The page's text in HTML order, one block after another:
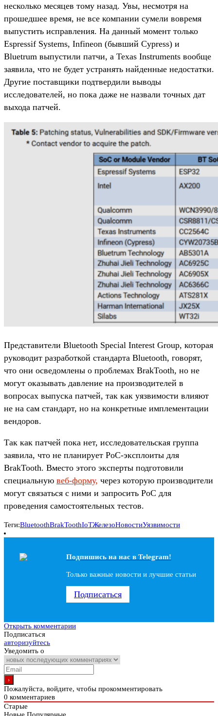
несколько месяцев тому назад. Увы, несмотря на
прошедшее время, не все компании сумели вовремя
выпустить исправления. На данный момент только
Espressif Systems, Infineon (бывший Cypress) и
Bluetrum выпустили патчи, а Texas Instruments вообще
заявила, что не будет устранять найденные недостатки.
Другие поставщики подтвердили выводы
исследователей, но пока даже не назвали точных дат
выхода патчей.
Представители Bluetooth Special Interest Group, которая
руководит разработкой стандарта Bluetooth, говорят,
что они осведомлены о проблемах BrakTooth, но не
могут оказывать давление на производителей в
вопросах выпуска патчей, так как уязвимости влияют
не на сам стандарт, но на конкретные имплементации
вендоров.
Так как патчей пока нет, исследовательская группа
заявила, что не планирует PoC-эксплоиты для
BrakTooth. Вместо этого эксперты подготовили
специальную веб-форму, через которую производители
могут связаться с ними и запросить PoC для
проведения самостоятельных тестов.
Теги:BluetoothBrakToothIoTЖелезоНовостиУязвимости
Подпишись на наc в Telegram!
Только важные новости и лучшие статьи
Подписаться
Открыть комментарии
Подписаться
авторизуйтесь
Уведомить о
Пожалуйста, войдите, чтобы прокомментировать
0 комментариев
Старые